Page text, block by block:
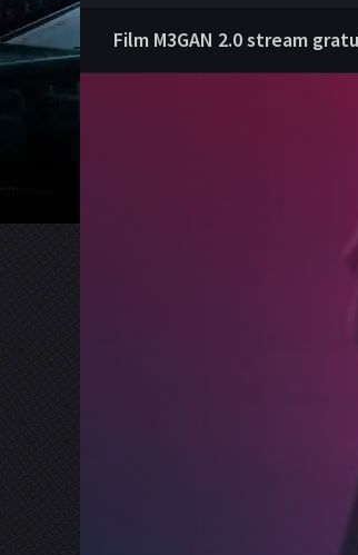
Film M3GAN 2.0 stream